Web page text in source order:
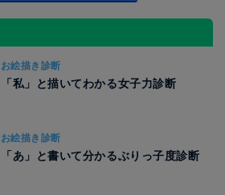
お絵描き診断
「私」と描いてわかる女子力診断
お絵描き診断
「あ」と書いて分かるぶりっ子度診断